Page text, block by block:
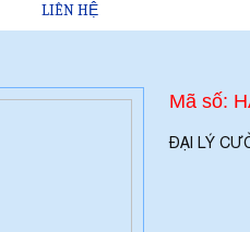
LIÊN HỆ
Mã số:
ĐẠI LÝ